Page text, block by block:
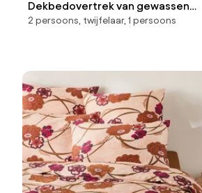
Dekbedovertrek van gewassen
katoensatijn, 118 draden, Victor uni
2 persoons, twijfelaar, 1 persoons